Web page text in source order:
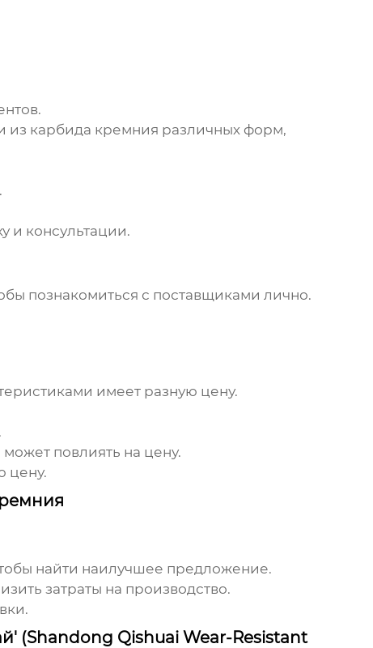
из карбида кремния различных форм,
и консультации.
познакомиться с поставщиками лично.
имеет разную цену.
повлиять на цену.
цену.
найти наилучшее предложение.
затраты на производство.
(Shandong Qishuai Wear-Resistant